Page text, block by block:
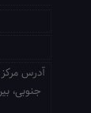
آدرس
جنوبی،